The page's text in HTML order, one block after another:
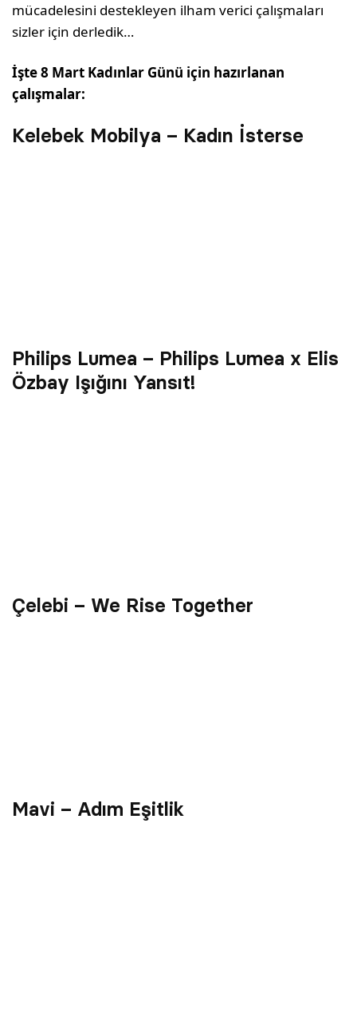
mücadelesini destekleyen ilham verici çalışmaları
sizler için derledik…
İşte 8 Mart Kadınlar Günü için hazırlanan
çalışmalar:
Kelebek Mobilya – Kadın İsterse
Philips Lumea – Philips Lumea x Elis
Özbay Işığını Yansıt!
Çelebi – We Rise Together
Mavi – Adım Eşitlik